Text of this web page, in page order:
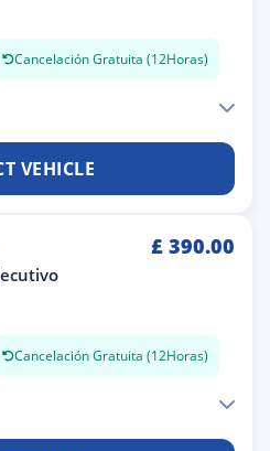
Cancelación Gratuita (12Horas)
VEHICLE
£ 390.00
Cancelación Gratuita (12Horas)